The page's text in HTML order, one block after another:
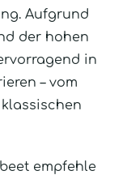
Aufgrund
der hohen
in
– vom
empfehle